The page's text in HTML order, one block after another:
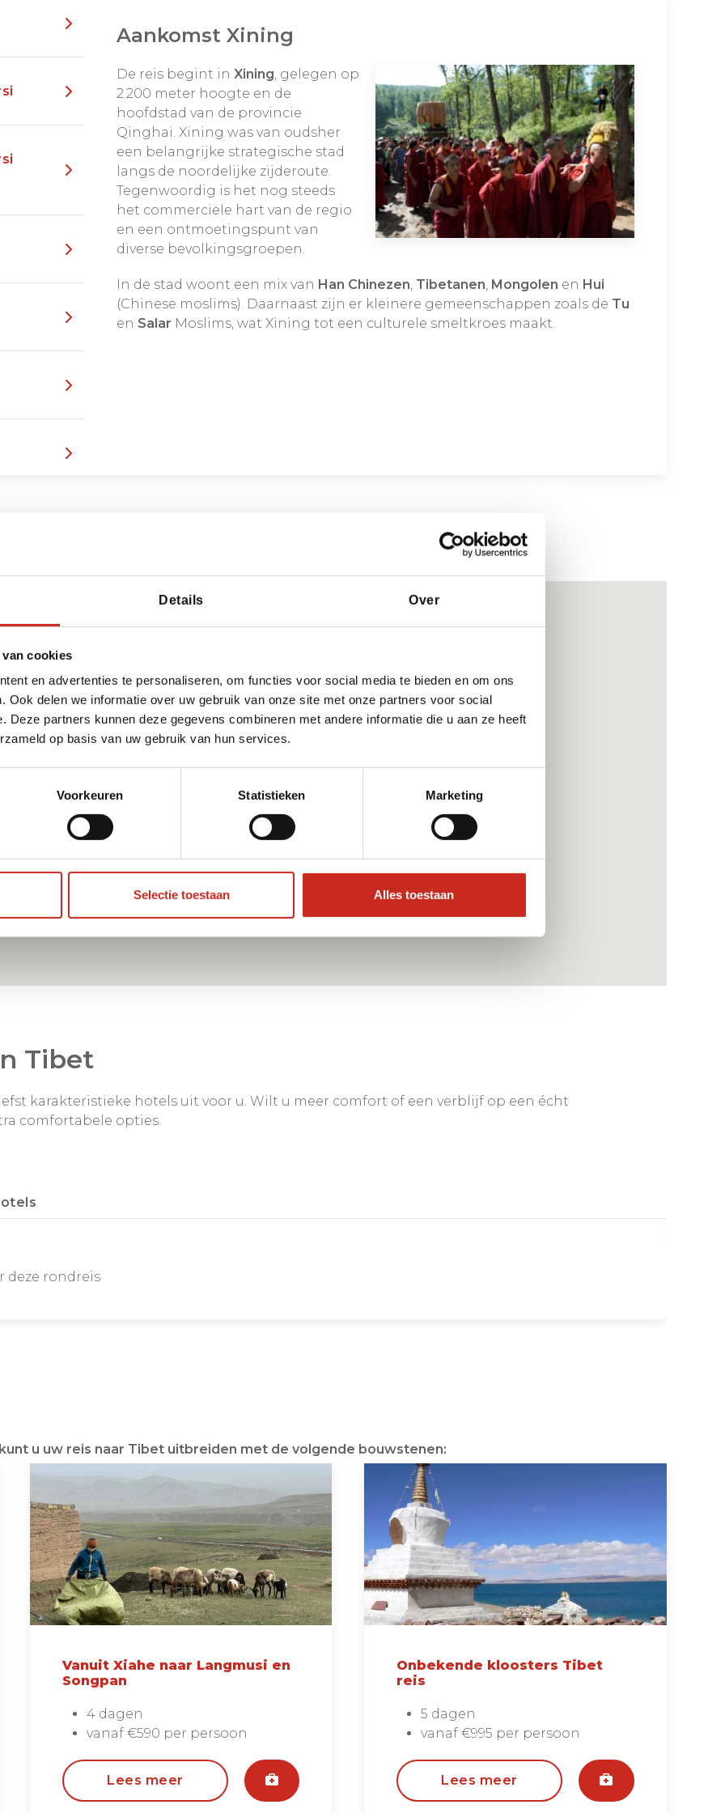
Details Over
cookies
en advertenties te personaliseren, om functies voor social media te bieden en om ons
Ook delen we informatie over uw gebruik van onze site met onze partners voor social
Deze partners kunnen deze gegevens combineren met andere informatie die u aan ze heeft
op basis van uw gebruik van hun services.
Voorkeuren Statistieken Marketing
Selectie toestaan Alles toestaan
u doorheen reist wordt
Het oorspronkelijk
bij Tibet, maar ligt
Gansu en Sichuan. De
Prachtige
eindeloze groene
er met hun tenten
ook een Tibetaans
nabij Xining. Hier
uitrollen van een
Publiek komt
trekt omdathet valkbij
een festival mee te
daarom heen veel
, reist u verder naar
Amdo en passeert
met prachtige
Aankomst Xining
De reis begint in Xining, gelegen op
2.200 meter hoogte en de
hoofdstad van de provincie
Qinghai. Xining was van oudsher
een belangrijke strategische stad
langs de noordelijke zijderoute.
Tegenwoordig is het nog steeds
het commerciële hart van de regio
en een ontmoetingspunt van
diverse bevolkingsgroepen.
In de stad woont een mix van Han Chinezen, Tibetanen, Mongolen en Hui
(Chinese moslims). Daarnaast zijn er kleinere gemeenschappen zoals de Tu
en Salar Moslims, wat Xining tot een culturele smeltkroes maakt.
van Tibet
Tibet
karakteristieke hotels uit voor u. Wilt u meer comfort of een verblijf op een écht
comfortabele opties.
deze rondreis
u uw reis naar Tibet uitbreiden met de volgende bouwstenen:
Vanuit Xiahe naar Langmusi en
Songpan
4 dagen
vanaf €590 per persoon
Lees meer
Onbekende kloosters Tibet
reis
5 dagen
vanaf €995 per persoon
Lees meer